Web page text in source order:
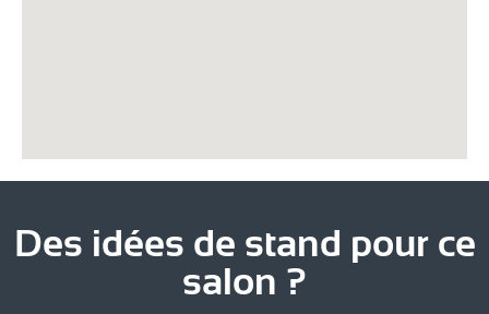
Des idées de stand pour ce
salon ?